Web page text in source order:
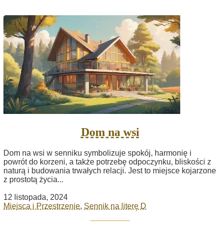
Dom na wsi
Dom na wsi w senniku symbolizuje spokój, harmonię i
powrót do korzeni, a także potrzebę odpoczynku, bliskości z
naturą i budowania trwałych relacji. Jest to miejsce kojarzone
z prostotą życia...
12 listopada, 2024
Miejsca i Przestrzenie, Sennik na literę D